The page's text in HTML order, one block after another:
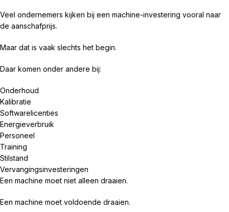
Veel ondernemers kijken bij een machine-investering vooral naar
de aanschafprijs.
Maar dat is vaak slechts het begin.
Daar komen onder andere bij:
Onderhoud
Kalibratie
Softwarelicenties
Energieverbruik
Personeel
Training
Stilstand
Vervangingsinvesteringen
Een machine moet niet alleen draaien.
Een machine moet voldoende draaien.